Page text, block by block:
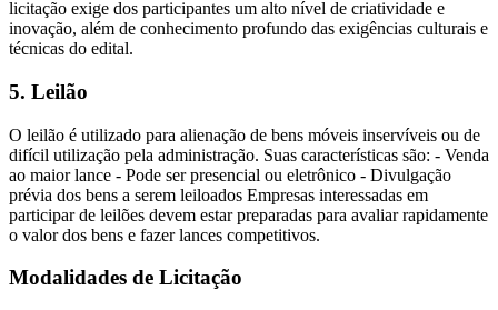
licitação exige dos participantes um alto nível de criatividade e
inovação, além de conhecimento profundo das exigências culturais e
técnicas do edital.
5. Leilão
O leilão é utilizado para alienação de bens móveis inservíveis ou de
difícil utilização pela administração. Suas características são: - Venda
ao maior lance - Pode ser presencial ou eletrônico - Divulgação
prévia dos bens a serem leiloados Empresas interessadas em
participar de leilões devem estar preparadas para avaliar rapidamente
o valor dos bens e fazer lances competitivos.
Modalidades de Licitação